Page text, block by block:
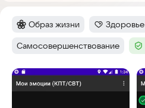
Категория:
Образ жизни Категория:
Здоровье
Тег:
Самосовершенствование Тег
Скриншоты